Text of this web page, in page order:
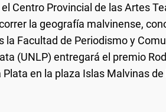
Centro Provincial de las Artes
la geografía malvinense,
Facultad de Periodismo y
(UNLP) entregará el premio
en la plaza Islas Malvinas